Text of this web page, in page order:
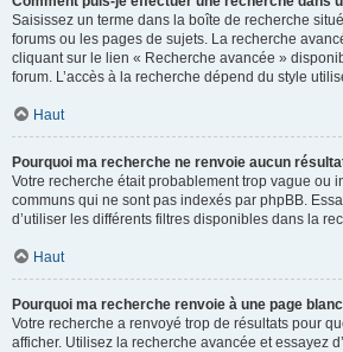
Saisissez un terme dans la boîte de recherche
forums ou les pages de sujets. La recherche
cliquant sur le lien « Recherche avancée »
forum. L’accès à la recherche dépend du style
Haut
Pourquoi ma recherche ne renvoie aucun
Votre recherche était probablement trop vague ou
communs qui ne sont pas indexés par phpBB.
d’utiliser les différents filtres disponibles dans la
Haut
Pourquoi ma recherche renvoie à une page
Votre recherche a renvoyé trop de résultats pour
afficher. Utilisez la recherche avancée et essayez